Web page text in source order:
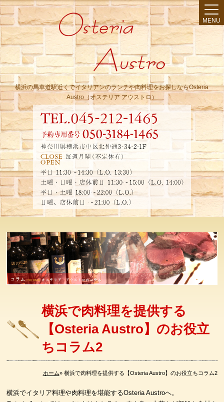
横浜の馬車道駅近くでイタリアンのランチや肉料理をお探しならOsteria
Austro（オステリア アウストロ）
MENU
横浜で肉料理を提供する
【Osteria Austro】のお役立
ちコラム2
ホーム» 横浜で肉料理を提供する【Osteria Austro】のお役立ちコラム2
横浜でイタリア料理や肉料理を堪能するOsteria Austroへ。